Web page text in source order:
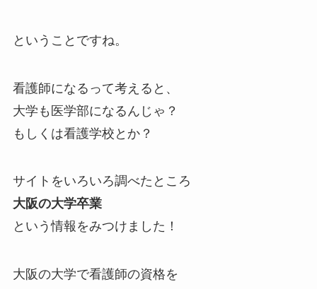
ということですね。
看護師になるって考えると、
大学も医学部になるんじゃ？
もしくは看護学校とか？
サイトをいろいろ調べたところ
大阪の大学卒業
という情報をみつけました！
大阪の大学で看護師の資格を